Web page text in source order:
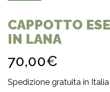
CAPPOTTO
IN LANA
70,00€
Spedizione gratuita in Italia